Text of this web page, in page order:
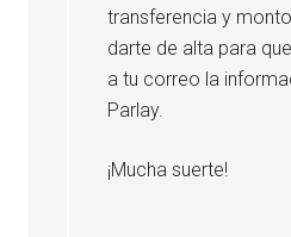
transferencia y
darte de alta para
a tu correo la
Parlay.
¡Mucha suerte!